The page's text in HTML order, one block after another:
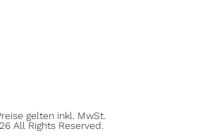
gelten inkl. MwSt.
All Rights Reserved.